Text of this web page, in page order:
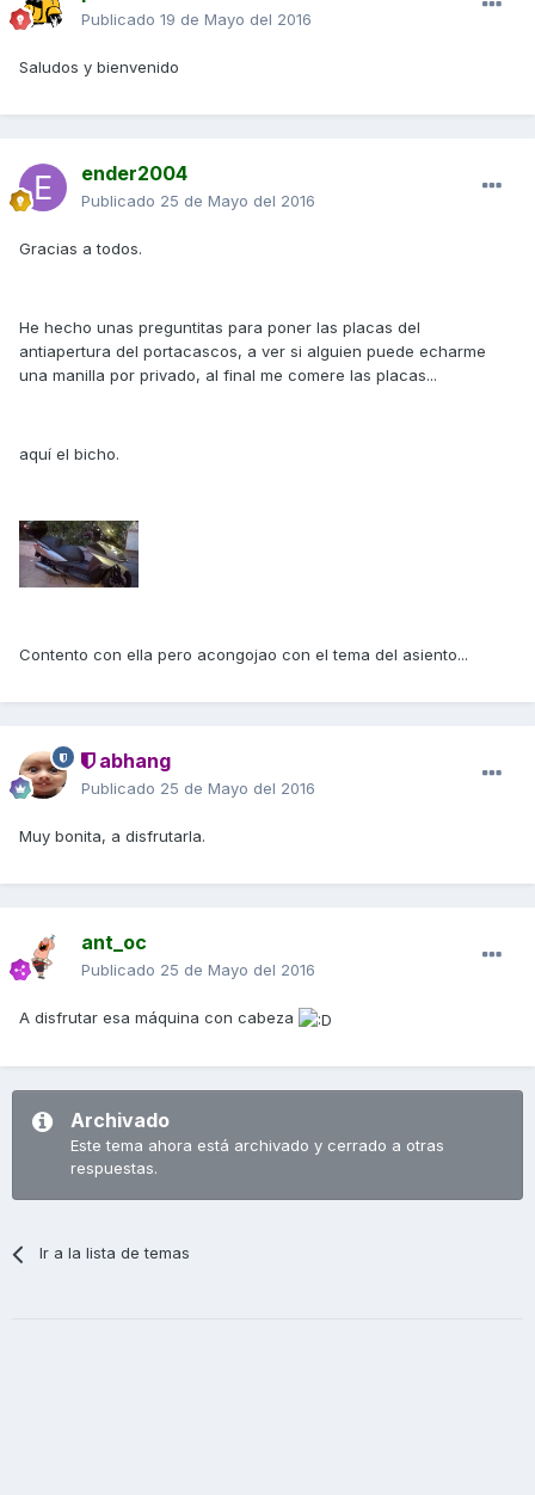
Publicado 19 de Mayo del 2016
Saludos y bienvenido
ender2004
Publicado 25 de Mayo del 2016
Gracias a todos.
He hecho unas preguntitas para poner las placas del
antiapertura del portacascos, a ver si alguien puede echarme
una manilla por privado, al final me comere las placas...
aquí el bicho.
Contento con ella pero acongojao con el tema del asiento...
abhang
Publicado 25 de Mayo del 2016
Muy bonita, a disfrutarla.
ant_oc
Publicado 25 de Mayo del 2016
A disfrutar esa máquina con cabeza
Archivado
Este tema ahora está archivado y cerrado a otras
respuestas.
Ir a la lista de temas